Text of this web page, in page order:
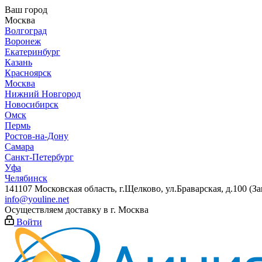
Ваш город
Москва
Волгоград
Воронеж
Екатеринбург
Казань
Красноярск
Москва
Нижний Новгород
Новосибирск
Омск
Пермь
Ростов-на-Дону
Самара
Санкт-Петербург
Уфа
Челябинск
141107 Московская область, г.Щелково, ул.Браварская, д.100
info@youline.net
Осуществляем доставку в г. Москва
Войти